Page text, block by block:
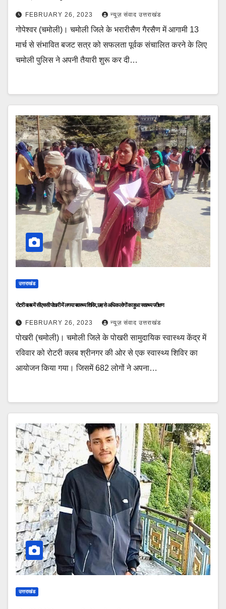
FEBRUARY 26, 2023 न्यूज़ संवाद उत्तराखंड
गोपेश्वर (चमोली)। चमोली जिले के भरारीसैण गैरसैण में आगामी 13
मार्च से संभावित बजट सत्र को सफलता पूर्वक संचालित करने के लिए
चमोली पुलिस ने अपनी तैयारी शुरू कर दी…
उत्तराखंड
रोटरी क्लब में सीएचसी पोखरी में लगया स्वास्थ्य शिविर, छह से अधिक लोगों का हुआ स्वास्थ्य परीक्षण
FEBRUARY 26, 2023 न्यूज़ संवाद उत्तराखंड
पोखरी (चमोली)। चमोली जिले के पोखरी सामुदायिक स्वास्थ्य केंद्र में
रविवार को रोटरी क्लब श्रीनगर की ओर से एक स्वास्थ्य शिविर का
आयोजन किया गया। जिसमें 682 लोगों ने अपना…
उत्तराखंड